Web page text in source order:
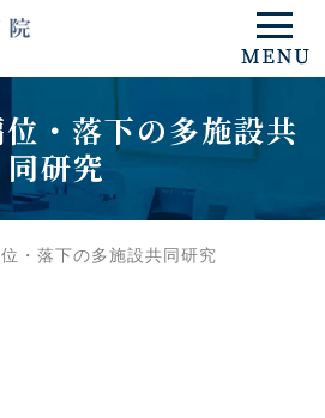
・落下の多施設共
同研究
・落下の多施設共同研究